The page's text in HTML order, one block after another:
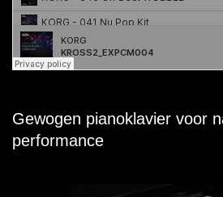
Gewogen pianoklavier voor
performance